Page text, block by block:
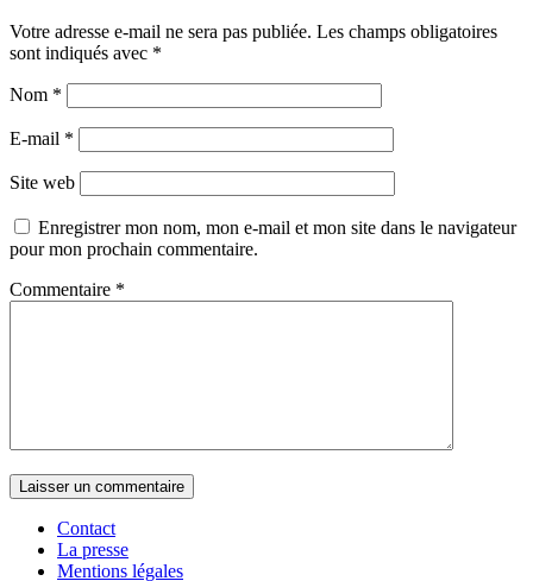
Votre adresse e-mail ne sera pas publiée. Les champs obligatoires
sont indiqués avec *
Nom *
E-mail *
Site web
Enregistrer mon nom, mon e-mail et mon site dans le navigateur
pour mon prochain commentaire.
Commentaire *
Contact
La presse
Mentions légales